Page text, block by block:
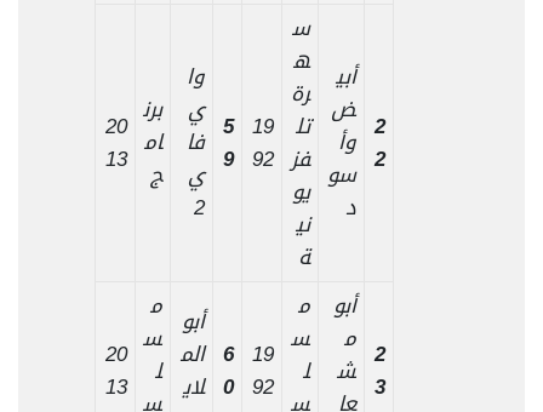
2
2
أبي
ض
وأ
سو
د
س
ه
رة
تل
فز
يو
ني
ة
19
92
5
9
وا
ي
فا
ي
2
برن
ام
ج
20
13
2
3
أبو
م
ش
عا
م
س
ل
س
19
92
6
0
أبو
الم
لاي
م
س
ل
س
20
13